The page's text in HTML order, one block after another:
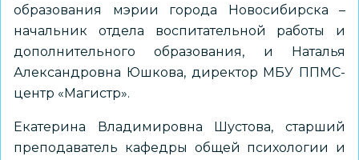
образования мэрии города Новосибирска –
начальник отдела воспитательной работы и
дополнительного образования, и Наталья
Александровна Юшкова, директор МБУ ППМС-
центр «Магистр».
Екатерина Владимировна Шустова, старший
преподаватель кафедры общей психологии и